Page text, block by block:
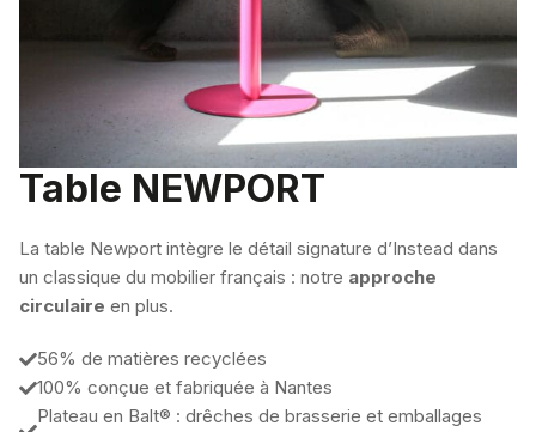
Table NEWPORT
La table Newport intègre le détail signature d’Instead dans
un classique du mobilier français : notre approche
circulaire en plus.
56% de matières recyclées
100% conçue et fabriquée à Nantes
Plateau en Balt® : drêches de brasserie et emballages